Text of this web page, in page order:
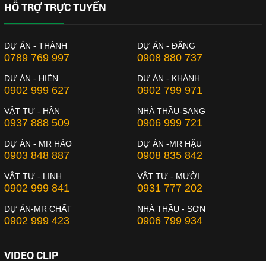
HỖ TRỢ TRỰC TUYẾN
DỰ ÁN - THÀNH
0789 769 997
DỰ ÁN - ĐĂNG
0908 880 737
DỰ ÁN - HIÊN
0902 999 627
DỰ ÁN - KHÁNH
0902 799 971
VẬT TƯ - HÂN
0937 888 509
NHÀ THẦU-SANG
0906 999 721
DỰ ÁN - MR HÀO
0903 848 887
DỰ ÁN -MR HẬU
0908 835 842
VẬT TƯ - LINH
0902 999 841
VẬT TƯ - MƯỜI
0931 777 202
DỰ ÁN-MR CHẤT
0902 999 423
NHÀ THẦU - SƠN
0906 799 934
VIDEO CLIP